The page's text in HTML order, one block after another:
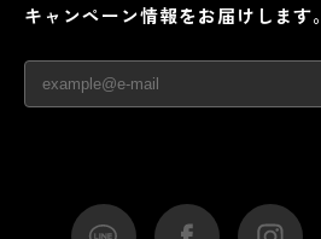
キャンペーン情報をお届けします。